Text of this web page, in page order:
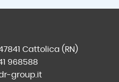
Cattolica (RN)
968588
group.it